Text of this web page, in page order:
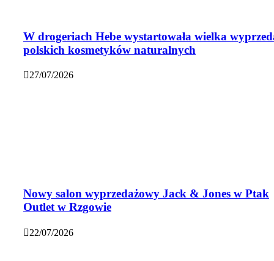
W drogeriach Hebe wystartowała wielka
polskich kosmetyków naturalnych
27/07/2026
Nowy salon wyprzedażowy Jack & Jones w Ptak
Outlet w Rzgowie
22/07/2026